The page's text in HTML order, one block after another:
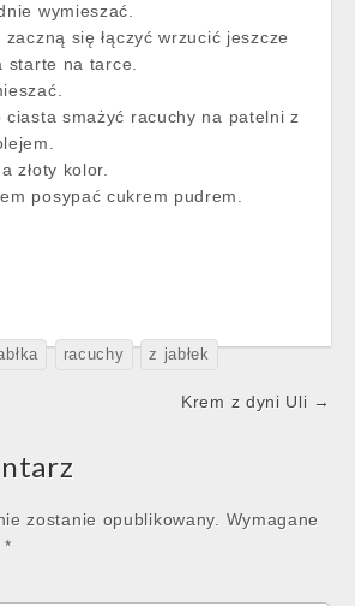
wymieszać.
zaczną się łączyć wrzucić jeszcze
starte na tarce.
ciasta smażyć racuchy na patelni z
złoty kolor.
posypać cukrem pudrem.
racuchy z jabłek
Krem z dyni Uli →
zostanie opublikowany. Wymagane
*